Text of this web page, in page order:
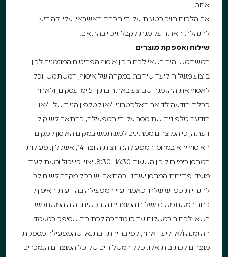
אחר.
אם הלקוח חויב בטעות על ידי חברת האשראי, עליו להודיע
להנהלת האתר על מנת לקבל זיכוי בהתאם.
שילוח ואספקת מוצרים
המשתמש יהיה רשאי לבחור בין איסוף הפריטים המוזמנים לבין
ביצוע משלוח ליעד שיחבר. במקרה של איסוף, המשתמש יוכל
לאסוף את ההזמנה שביצע באתר בתוך 5 ימי עסקים, ולאחר
קבלת הודעה לדואר האלקטרוני ו/או לטלפון הנייד שלו ו/או
הודעה טלפונית שתימסר על ידי המפעילה, בהתאם לשיקול
דעתה, כי המוצרים ממתינים למשתמש במקום האיסוף. מקום
האיסוף יהא במחסן המפעילה: חוצות היוצר 14, אשקלון. פעילות
המחסן בימי חול בין השעות 8:30-16:30. יצוין כי יכול ומעת לעת
מועדי פתיחת המחסן ישתנו ובהתאם יש בכל מקרה לשים לב
להנחיות כפי שישלחו כאמור ע”י המפעילה בהודעות האיסוף.
בחר המשתמש במשלוח המוצרים הנרכשים, יהיה המשתמש
רשאי לבחור במשלוח עד קו מדרכה לכתובת שסיפק במעמד
ההזמנה ו/או ליעד אחר, לפי בחירתו ובתנאי שהמפעילה מספקת
מוצרים לכתובות אלו. כלל המשלוחים של כל המוצרים הנמכרים